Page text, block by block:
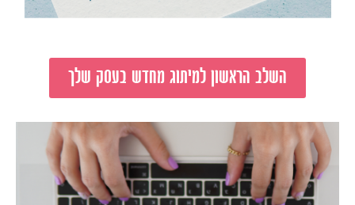
השלב הראשון למיתוג מחדש בעסק שלך